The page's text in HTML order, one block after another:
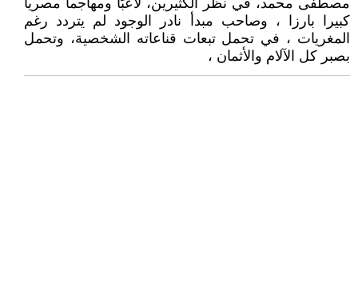
مصطفى محمد، في نظر الكثيرين، لاعبًا ومهاجما مصريا
كبيرا بارزا ، وصاحب مبدأ نادر الوجود لم يتردد رغم
المغريات ، في تحمل تبعات قناعاته الشخصية، وتحمل
بصبر كل الآلام والأثمان ،